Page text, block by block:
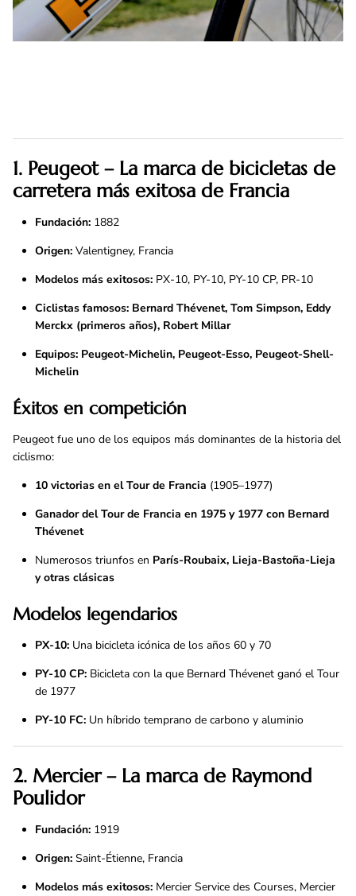
1. Peugeot – La marca de bicicletas de
carretera más exitosa de Francia
Fundación: 1882
Origen: Valentigney, Francia
Modelos más exitosos: PX-10, PY-10, PY-10 CP, PR-10
Ciclistas famosos: Bernard Thévenet, Tom Simpson, Eddy
Merckx (primeros años), Robert Millar
Equipos: Peugeot-Michelin, Peugeot-Esso, Peugeot-Shell-
Michelin
Éxitos en competición
Peugeot fue uno de los equipos más dominantes de la historia del
ciclismo:
10 victorias en el Tour de Francia (1905–1977)
Ganador del Tour de Francia en 1975 y 1977 con Bernard
Thévenet
Numerosos triunfos en París-Roubaix, Lieja-Bastoña-Lieja
y otras clásicas
Modelos legendarios
PX-10: Una bicicleta icónica de los años 60 y 70
PY-10 CP: Bicicleta con la que Bernard Thévenet ganó el Tour
de 1977
PY-10 FC: Un híbrido temprano de carbono y aluminio
2. Mercier – La marca de Raymond
Poulidor
Fundación: 1919
Origen: Saint-Étienne, Francia
Modelos más exitosos: Mercier Service des Courses, Mercier